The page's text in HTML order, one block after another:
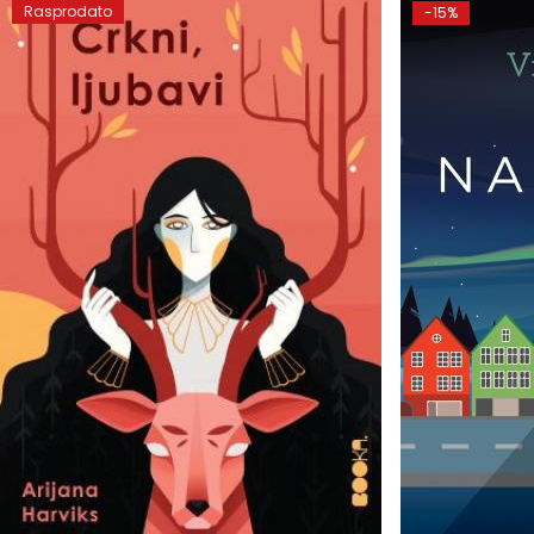
Rasprodato -15%